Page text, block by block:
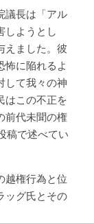
議長は 「アル
しようとし
えました。彼
怖に陥れるよ
して我々の神
はこの不正を
前代未聞の権
稿で述べてい
越権行為と位
ッグ氏とその